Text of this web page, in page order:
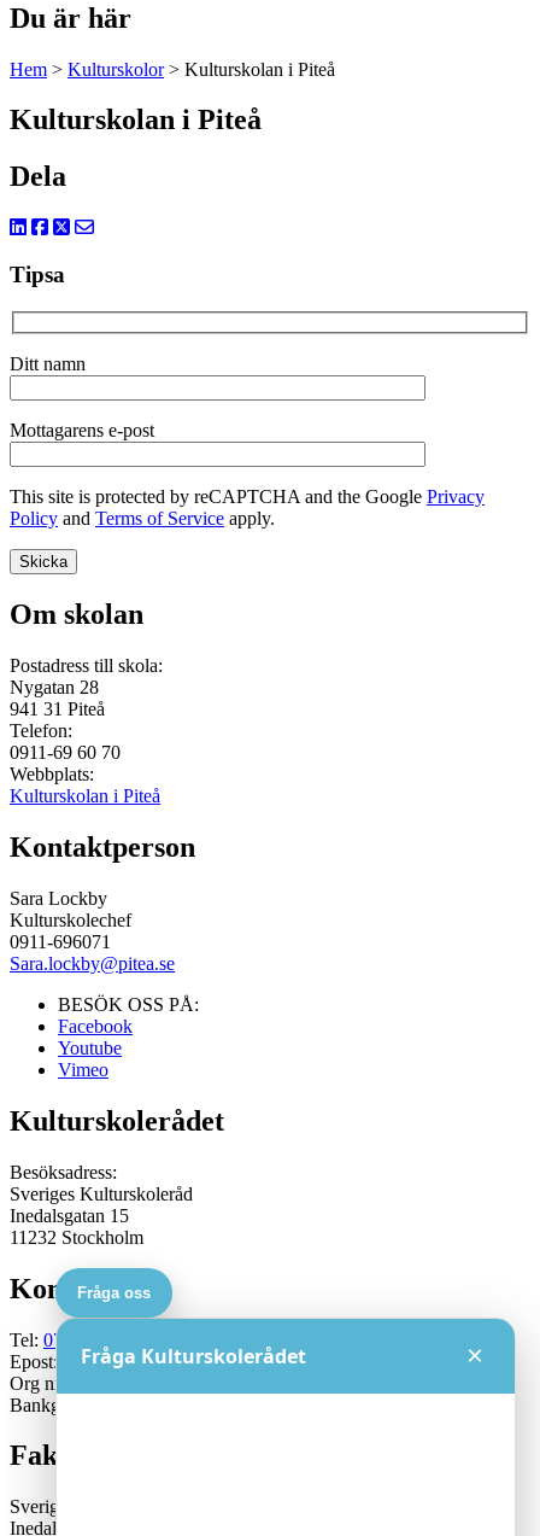
Du är här
Hem > Kulturskolor> Kulturskolan i Piteå
Kulturskolan i Piteå
Dela
Tipsa
Ditt namn
Mottagarens e-post
This site is protected by reCAPTCHA and the Google Privacy
Policy and Terms of Service apply.
Om skolan
Postadress till skola:
Nygatan 28
941 31 Piteå
Telefon:
0911-69 60 70
Webbplats:
Kulturskolan i Piteå
Kontaktperson
Sara Lockby
Kulturskolechef
0911-696071
Sara.lockby@pitea.se
BESÖK OSS PÅ:
Facebook
Youtube
Vimeo
Kulturskolerådet
Besöksadress:
Sveriges Kulturskoleråd
Inedalsgatan 15
11232 Stockholm
Kontakt
Tel: 070-671 79 46
Epost:
generalsekreterare@kulturskoleradet.se
Org nr: 802402-2561
Bankgiro:5553-1339
Fakturaadress
Sveriges Kulturskoleråd
Inedalsgatan 15
Fråga oss
Fråga Kulturskolerådet ×